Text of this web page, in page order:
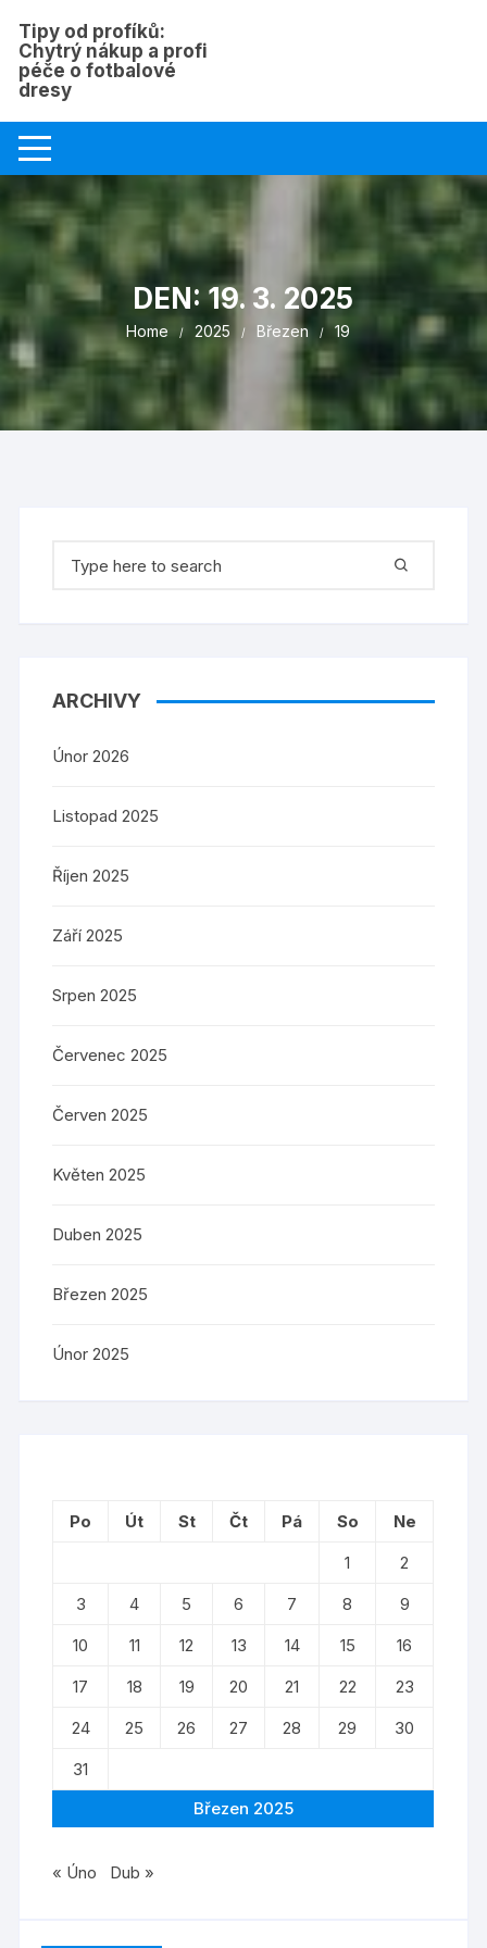
content
Tipy od profíků:
Chytrý nákup a profi
péče o fotbalové
dresy
DEN:19. 3. 2025
Home 2025 Březen 19
for:
ARCHIVY
Únor 2026
Listopad 2025
Říjen 2025
Září 2025
Srpen 2025
Červenec 2025
Červen 2025
Květen 2025
Duben 2025
Březen 2025
Únor 2025
Březen 2025
Po Út St Čt Pá So
Ne
1
2
3
4 5 6 7 8
9
10
11 12 13 14 15
16
17
18 19 20 21 22
23
24
25 26 27 28 29
30
31
« Úno Dub »